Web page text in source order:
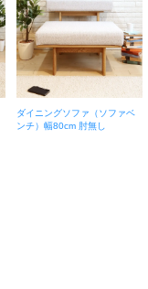
ダイニングソファ（ソファベ
ンチ）幅80cm 肘無し